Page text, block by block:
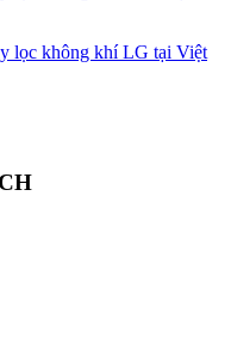
lọc không khí LG tại Việt